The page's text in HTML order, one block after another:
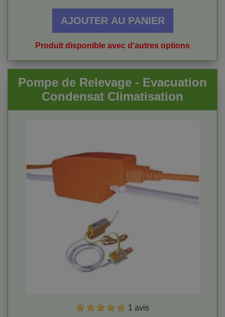
AJOUTER AU PANIER
Produit disponible avec d'autres options
Pompe de Relevage - Evacuation
Condensat Climatisation
1 avis